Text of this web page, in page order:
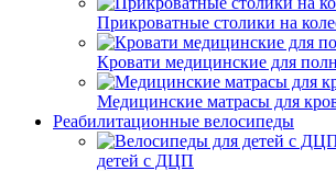
Прикроватные столики на
Кровати медицинские для
Медицинские матрасы для
Реабилитационные велосипеды
детей с ДЦП